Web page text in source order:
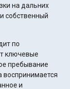
на дальних
собственный
по
ключевые
пребывание
воспринимается
и